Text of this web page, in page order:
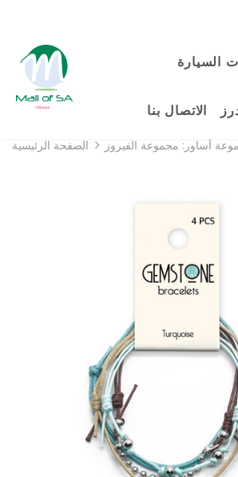
السيارة
الاتصال بنا
الصفحة الرئيسية أساور: مجموعة الفيروز